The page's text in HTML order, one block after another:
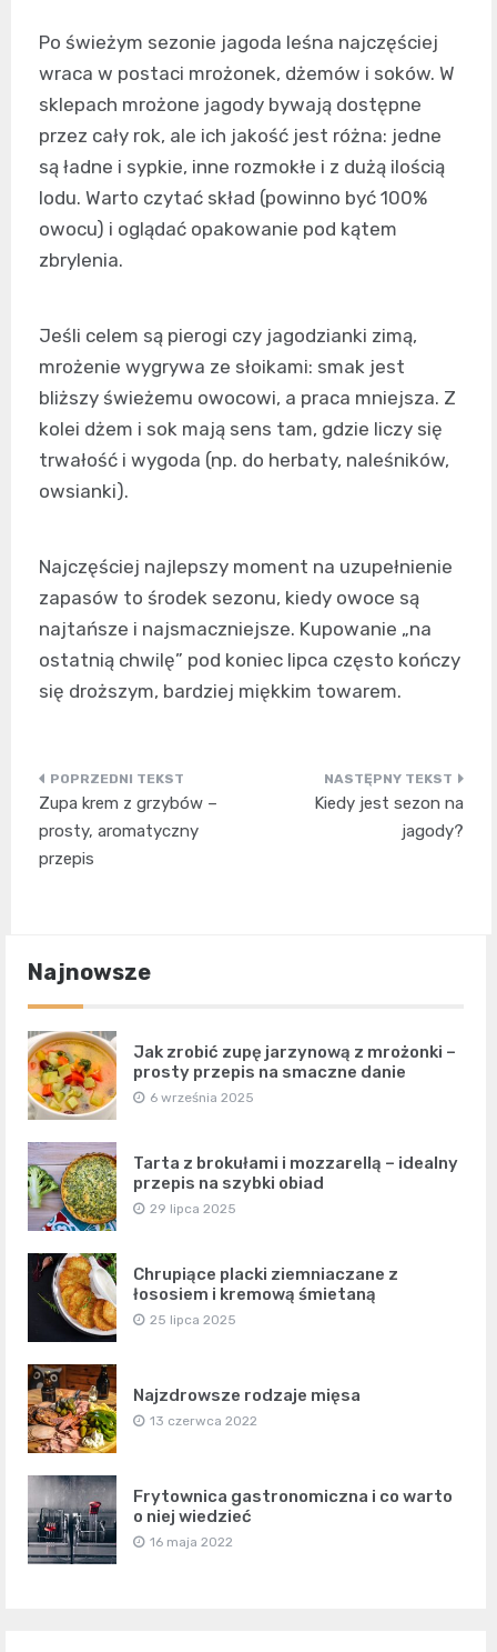
Po świeżym sezonie jagoda leśna najczęściej
wraca w postaci mrożonek, dżemów i soków. W
sklepach mrożone jagody bywają dostępne
przez cały rok, ale ich jakość jest różna: jedne
są ładne i sypkie, inne rozmokłe i z dużą ilością
lodu. Warto czytać skład (powinno być 100%
owocu) i oglądać opakowanie pod kątem
zbrylenia.
Jeśli celem są pierogi czy jagodzianki zimą,
mrożenie wygrywa ze słoikami: smak jest
bliższy świeżemu owocowi, a praca mniejsza. Z
kolei dżem i sok mają sens tam, gdzie liczy się
trwałość i wygoda (np. do herbaty, naleśników,
owsianki).
Najczęściej najlepszy moment na uzupełnienie
zapasów to środek sezonu, kiedy owoce są
najtańsze i najsmaczniejsze. Kupowanie „na
ostatnią chwilę” pod koniec lipca często kończy
się droższym, bardziej miękkim towarem.
Nawigacja
wpisu
Zupa krem z grzybów –
prosty, aromatyczny
przepis
Kiedy jest sezon na
jagody?
Najnowsze
Jak zrobić zupę jarzynową z mrożonki –
prosty przepis na smaczne danie
6 września 2025
Tarta z brokułami i mozzarellą – idealny
przepis na szybki obiad
29 lipca 2025
Chrupiące placki ziemniaczane z
łososiem i kremową śmietaną
25 lipca 2025
Najzdrowsze rodzaje mięsa
13 czerwca 2022
Frytownica gastronomiczna i co warto
o niej wiedzieć
16 maja 2022